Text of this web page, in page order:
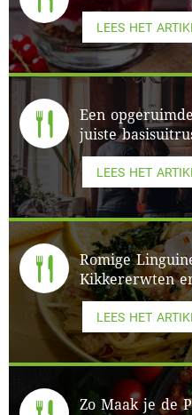
LEES HET
Een
juiste
LEES HET
Romige
Kikkererwten
LEES HET
Zo Maak je de